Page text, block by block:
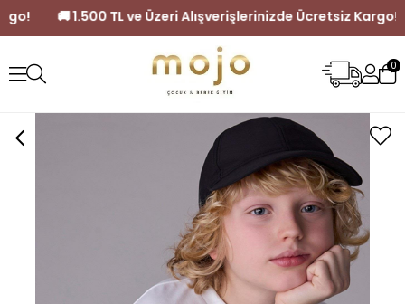
Kargo! 🚚 1.500 TL ve Üzeri Alışverişlerinizde Ücretsiz
0